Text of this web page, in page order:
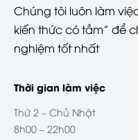
Chúng tôi luôn làm
kiến thức có tầm” để
nghiệm tốt nhất
Thời gian làm việc
Thứ 2 – Chủ Nhật
8h00 – 22h00